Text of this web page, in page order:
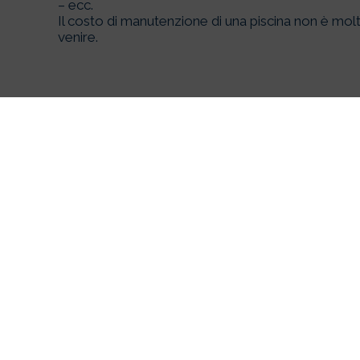
– ecc.
Il costo di manutenzione di una piscina non è
venire.